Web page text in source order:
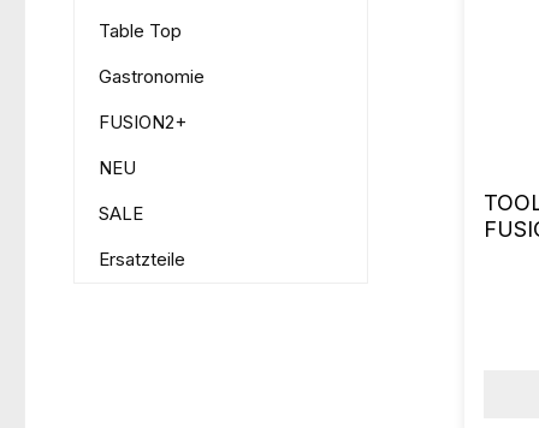
Table Top
Gastronomie
FUSION2+
NEU
SALE
Ersatzteile